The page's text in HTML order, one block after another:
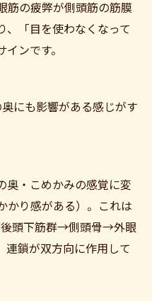
筋の疲弊が側頭筋の筋膜
、「目を使わなくなって
ンです。
にも影響がある感じがす
奥・こめかみの感覚に変
かり感がある）。これは
後頭下筋群→側頭骨→外眼
連鎖が双方向に作用して